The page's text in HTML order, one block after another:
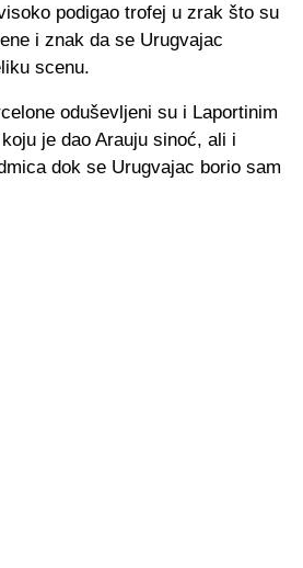
podigao trofej u zrak što su
i znak da se Urugvajac
scenu.
oduševljeni su i Laportinim
je dao Arauju sinoć, ali i
dok se Urugvajac borio sam